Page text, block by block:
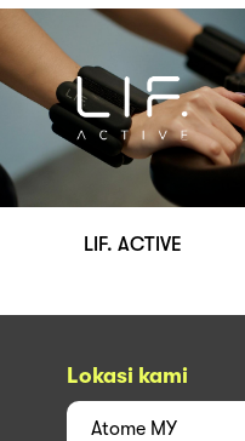
LIF. ACTIVE
Lokasi kami
Atome MY